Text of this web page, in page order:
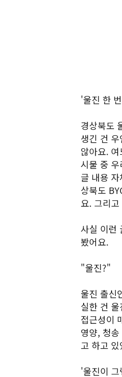
'울진 한
경상북도
생긴 건
않아요.
시물 중
글 내용
상북도
요. 그리
사실 이런
봤어요.
"울진?"
울진 출신
실한 건
접근성이
영양, 청
고 하고
'울진이